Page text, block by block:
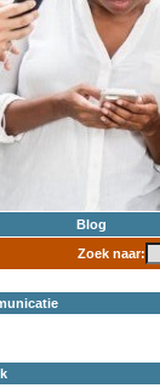
Blog
Zoek naar: